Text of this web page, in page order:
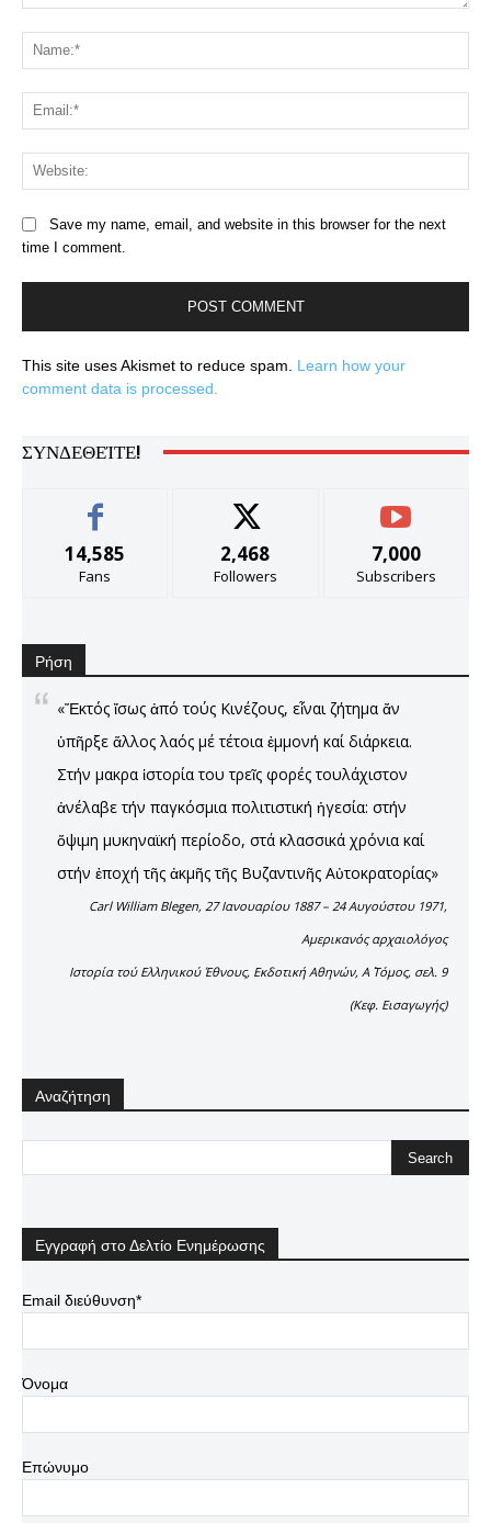
Save my name, email, and website in this browser for the next
time I comment.
This site uses Akismet to reduce spam. Learn how your
comment data is processed.
ΣΥΝΔΕΘΕΊΤΕ!
14,585
Fans
2,468
Followers
7,000
Subscribers
Ρήση
«Ἔκτός ἴσως ἀπό τούς Κινέζους, εἶναι ζήτημα ἄν
ὑπῆρξε ἄλλος λαός μέ τέτοια ἐμμονή καί διάρκεια.
Στήν μακρα ἱστορία του τρεῖς φορές τουλάχιστον
ἀνέλαβε τήν παγκόσμια πολιτιστική ἠγεσία: στήν
ὄψιμη μυκηναϊκή περίοδο, στά κλασσικά χρόνια καί
στήν ἐποχή τῆς ἀκμῆς τῆς Βυζαντινῆς Αὐτοκρατορίας»
Carl William Blegen, 27 Ιανουαρίου 1887 – 24 Αυγούστου 1971,
Αμερικανός αρχαιολόγος
Ιστορία τού Ελληνικού Έθνους, Εκδοτική Αθηνών, Α΄ Τόμος, σελ. 9
(Kεφ. Eισαγωγής)
Αναζήτηση
Εγγραφή στο Δελτίο Ενημέρωσης
Email διεύθυνση*
Όνομα
Επώνυμο